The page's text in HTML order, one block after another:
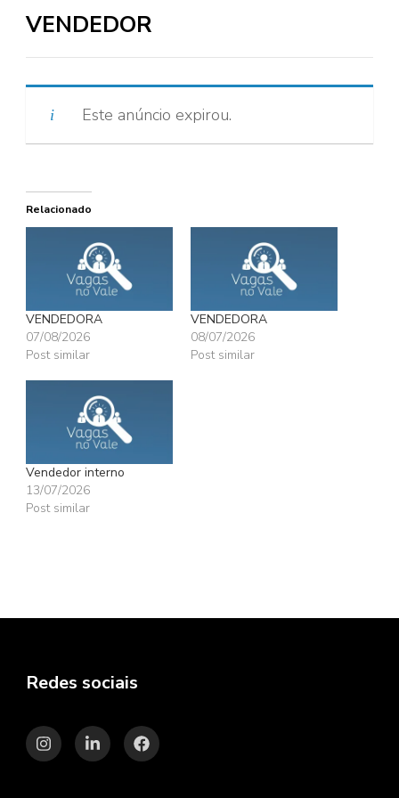
VENDEDOR
Este anúncio expirou.
Relacionado
VENDEDORA
07/08/2026
Post similar
VENDEDORA
08/07/2026
Post similar
Vendedor interno
13/07/2026
Post similar
Redes sociais